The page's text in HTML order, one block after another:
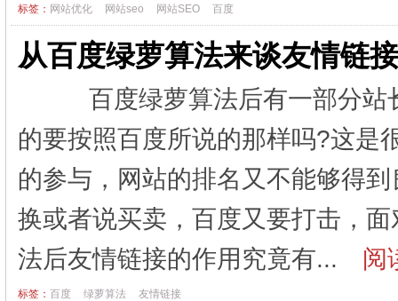
标签： 网站优化 网站seo 网站SEO 百度
从百度绿萝算法来谈友情链
百度绿萝算法后有一部分站
的要按照百度所说的那样吗?这是
的参与，网站的排名又不能够得
换或者说买卖，百度又要打击，
法后友情链接的作用究竟有...
阅
标签： 百度 绿萝算法 友情链接